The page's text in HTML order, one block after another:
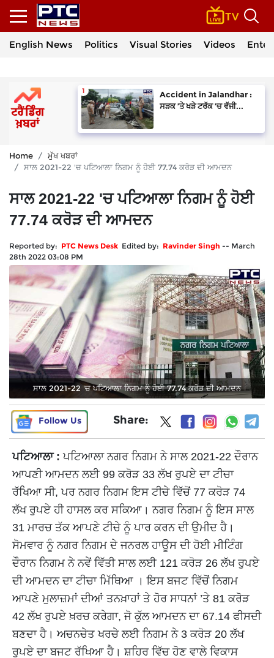
English News Politics Visual Stories Videos
Accident in Jalandhar :
ਸੜਕ ’ਤੇ ਖੜੇ ਟਰੱਕ ’ਚ ਵੱਜੀ...
Home
ਮੁੱਖ ਖਬਰਾਂ
ਸਾਲ 2021-22 'ਚ ਪਟਿਆਲਾ ਨਿਗਮ ਨੂੰ ਹੋਈ 77.74 ਕਰੋੜ ਦੀ ਆਮਦਨ
ਸਾਲ 2021-22 'ਚ ਪਟਿਆਲਾ ਨਿਗਮ ਨੂੰ ਹੋਈ
77.74 ਕਰੋੜ ਦੀ ਆਮਦਨ
Reported by: PTC News Desk Edited by: Ravinder Singh -- March
28th 2022 03:08 PM
ਸਾਲ 2021-22 'ਚ ਪਟਿਆਲਾ ਨਿਗਮ ਨੂੰ ਹੋਈ 77.74 ਕਰੋੜ ਦੀ ਆਮਦਨ
Follow Us Share:
ਪਟਿਆਲਾ : ਪਟਿਆਲਾ ਨਗਰ ਨਿਗਮ ਨੇ ਸਾਲ 2021-22 ਦੌਰਾਨ
ਆਪਣੀ ਆਮਦਨ ਲਈ 99 ਕਰੋੜ 33 ਲੱਖ ਰੁਪਏ ਦਾ ਟੀਚਾ
ਰੱਖਿਆ ਸੀ, ਪਰ ਨਗਰ ਨਿਗਮ ਇਸ ਟੀਚੇ ਵਿੱਚੋਂ 77 ਕਰੋੜ 74
ਲੱਖ ਰੁਪਏ ਹੀ ਹਾਸਲ ਕਰ ਸਕਿਆ। ਨਗਰ ਨਿਗਮ ਨੂੰ ਇਸ ਸਾਲ
31 ਮਾਰਚ ਤੱਕ ਆਪਣੇ ਟੀਚੇ ਨੂੰ ਪਾਰ ਕਰਨ ਦੀ ਉਮੀਦ ਹੈ।
ਸੋਮਵਾਰ ਨੂੰ ਨਗਰ ਨਿਗਮ ਦੇ ਜਨਰਲ ਹਾਊਸ ਦੀ ਹੋਈ ਮੀਟਿੰਗ
ਦੌਰਾਨ ਨਿਗਮ ਨੇ ਨਵੇਂ ਵਿੱਤੀ ਸਾਲ ਲਈ 121 ਕਰੋੜ 26 ਲੱਖ ਰੁਪਏ
ਦੀ ਆਮਦਨ ਦਾ ਟੀਚਾ ਮਿੱਥਿਆ । ਇਸ ਬਜਟ ਵਿੱਚੋਂ ਨਿਗਮ
ਆਪਣੇ ਮੁਲਾਜ਼ਮਾਂ ਦੀਆਂ ਤਨਖ਼ਾਹਾਂ ਤੇ ਹੋਰ ਸਾਧਨਾਂ ’ਤੇ 81 ਕਰੋੜ
42 ਲੱਖ ਰੁਪਏ ਖ਼ਰਚ ਕਰੇਗਾ, ਜੋ ਕੁੱਲ ਆਮਦਨ ਦਾ 67.14 ਫੀਸਦੀ
ਬਣਦਾ ਹੈ। ਅਚਨਚੇਤ ਖਰਚੇ ਲਈ ਨਿਗਮ ਨੇ 3 ਕਰੋੜ 20 ਲੱਖ
ਰੁਪਏ ਦਾ ਬਜਟ ਰੱਖਿਆ ਹੈ। ਸ਼ਹਿਰ ਵਿੱਚ ਹੋਣ ਵਾਲੇ ਵਿਕਾਸ